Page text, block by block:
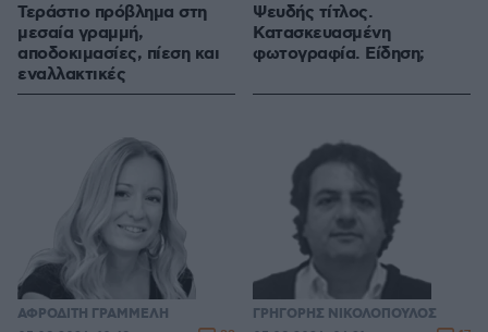
Τεράστιο πρόβλημα στη
μεσαία γραμμή,
αποδοκιμασίες, πίεση και
εναλλακτικές
Ψευδής τίτλος.
Κατασκευασμένη
φωτογραφία. Είδηση;
ΑΦΡΟΔΙΤΗ ΓΡΑΜΜΕΛΗ ΓΡΗΓΟΡΗΣ ΝΙΚΟΛΟΠΟΥΛΟΣ